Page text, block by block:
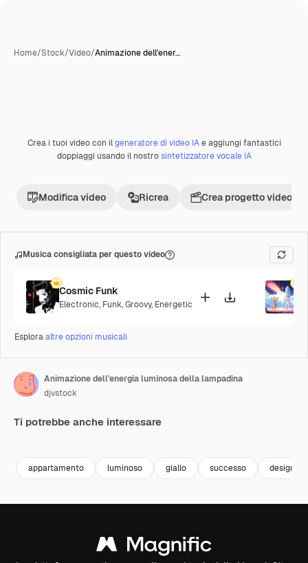
Home/Stock/Video/Animazione dell'ener…
Premium
Crea i tuoi video con ilgeneratore di video IAe aggiungi fantastici
doppiaggi usando il nostrosintetizzatore vocale IA
Modifica video Ricrea Crea progetto video
Musica consigliata per questo video
Cosmic Funk
Electronic, Funk,Groovy, Energetic
Esploraaltre opzioni musicali
Animazione dell'energia luminosa della lampadina
djvstock
Ti potrebbe anche interessare
appartamento luminoso giallo successo design